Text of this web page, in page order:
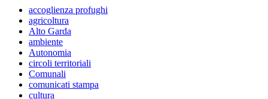
accoglienza profughi
agricoltura
Alto Garda
ambiente
Autonomia
circoli territoriali
Comunali
comunicati stampa
cultura